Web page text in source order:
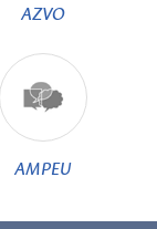
AZVO
AMPEU